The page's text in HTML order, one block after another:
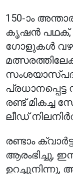
150-ാം
കൃഷൻ പഥക്,
ഗോളുകൾ
പ്രധാനപ്പെട്ട
രണ്ട് മികച്ച
ലീഡ്
രണ്ടാം
ആരംഭിച്ചു,
ഉറച്ചുനിന്നു,